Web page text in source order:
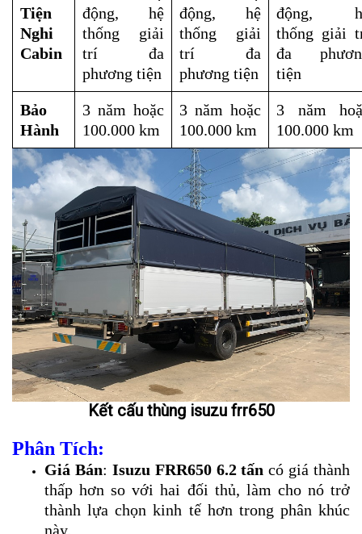
Tiện
Nghi
Cabin
động, hệ
thống giải
trí đa
phương tiện
động, hệ
thống giải
trí đa
phương tiện
động,
thống giải
đa
tiện
Bảo
Hành
3 năm hoặc
100.000 km
3 năm hoặc
100.000 km
3 năm
100.000 km
Kết cấu thùng isuzu frr650
Phân Tích:
Giá Bán: Isuzu FRR650 6.2 tấn có giá thành
thấp hơn so với hai đối thủ, làm cho nó trở
thành lựa chọn kinh tế hơn trong phân khúc
này.